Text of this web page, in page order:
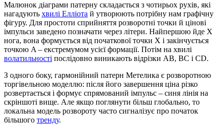
Малюнок діаграми патерну складається з чотирьох рухів, які
нагадують хвилі Елліота й утворюють потрібну нам графічну
фігуру. Для простоти сприйняття розворотні точки й цінові
імпульси заведено позначати через літери. Найпершою йде X
нога, вона формується від початкової точки X і закінчується
точкою A – екстремумом усієї формації. Потім на хвилі
волатильності послідовно виникають відрізки AB, BC і CD.
З одного боку, гармонійний патерн Метелика є розворотною
торгівельною моделлю: після його завершення ціна різко
розвертається і формує спрямований імпульс – синя лінія на
скріншоті вище. Але якщо поглянути більш глобально, то
локальна модель розвороту часто сигналізує про початок
більшого тренду.